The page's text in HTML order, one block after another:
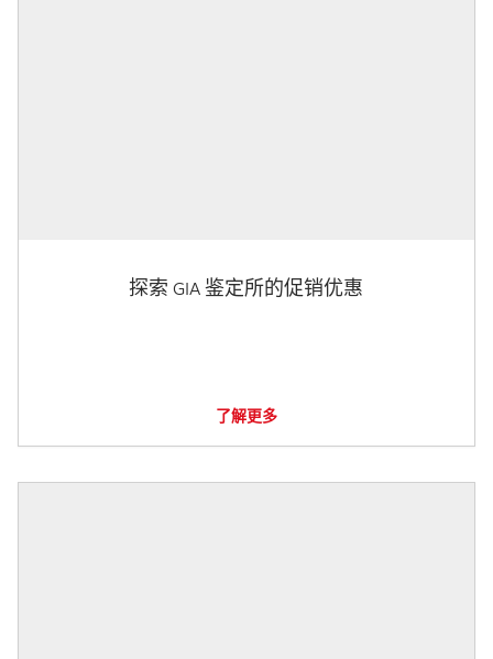
探索 GIA 鉴定所的促销优惠
了解更多